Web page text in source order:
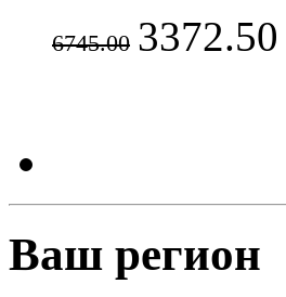
6745.00 3372.50
Ваш регион